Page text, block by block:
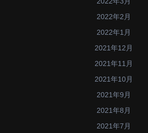
2022年2月
2022年1月
2021年12月
2021年11月
2021年10月
2021年9月
2021年8月
2021年7月